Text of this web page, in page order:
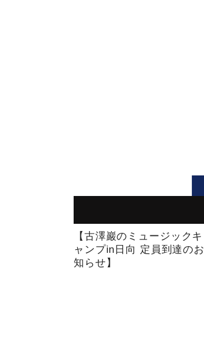
【古澤巖のミュージックキ
ャンプin日向 定員到達のお
知らせ】